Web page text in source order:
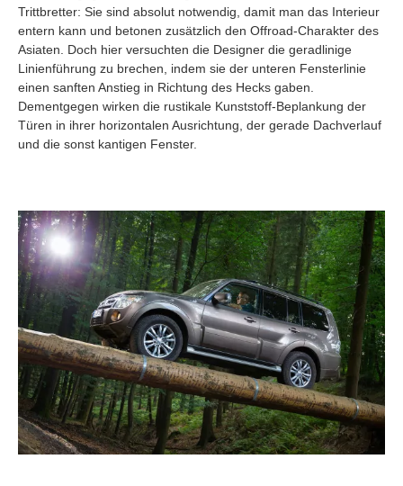
Trittbretter: Sie sind absolut notwendig, damit man das Interieur
entern kann und betonen zusätzlich den Offroad-Charakter des
Asiaten. Doch hier versuchten die Designer die geradlinige
Linienführung zu brechen, indem sie der unteren Fensterlinie
einen sanften Anstieg in Richtung des Hecks gaben.
Dementgegen wirken die rustikale Kunststoff-Beplankung der
Türen in ihrer horizontalen Ausrichtung, der gerade Dachverlauf
und die sonst kantigen Fenster.